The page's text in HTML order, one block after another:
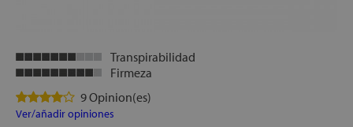
Transpirabilidad
Firmeza
9 Opinion(es)
Ver/añadir opiniones